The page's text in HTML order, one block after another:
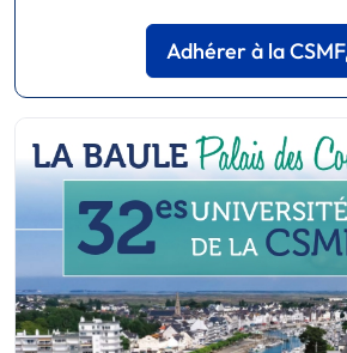
Adhérer à la CSMF